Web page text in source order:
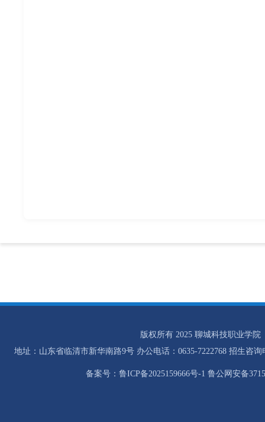
版权所有 2025 聊城科技职业学院
地址：山东省临清市新华南路9号 办公电话：0635-7222768 招生咨询
备案号：鲁ICP备2025159666号-1 鲁公网安备